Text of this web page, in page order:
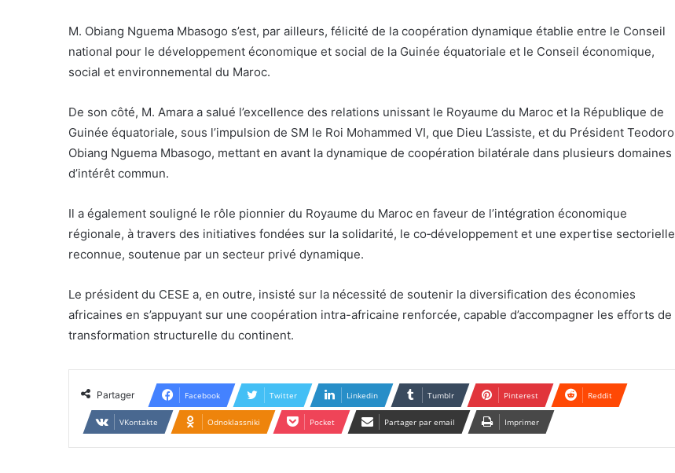
M. Obiang Nguema Mbasogo s’est, par ailleurs, félicité de la coopération dynamique établie entre le Conseil
national pour le développement économique et social de la Guinée équatoriale et le Conseil économique,
social et environnemental du Maroc.
De son côté, M. Amara a salué l’excellence des relations unissant le Royaume du Maroc et la République de
Guinée équatoriale, sous l’impulsion de SM le Roi Mohammed VI, que Dieu L’assiste, et du Président Teodoro
Obiang Nguema Mbasogo, mettant en avant la dynamique de coopération bilatérale dans plusieurs domaines
d’intérêt commun.
Il a également souligné le rôle pionnier du Royaume du Maroc en faveur de l’intégration économique
régionale, à travers des initiatives fondées sur la solidarité, le co‑développement et une expertise sectorielle
reconnue, soutenue par un secteur privé dynamique.
Le président du CESE a, en outre, insisté sur la nécessité de soutenir la diversification des économies
africaines en s’appuyant sur une coopération intra-africaine renforcée, capable d’accompagner les efforts de
transformation structurelle du continent.
Partager Facebook Twitter Linkedin Tumblr Pinterest Reddit
VKontakte Odnoklassniki Pocket Partager par email Imprimer